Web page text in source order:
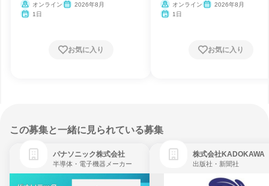
オンライン
2026年8月
1日
お気に入り
オンライン
2026年8月
1日
お気に入り
この募集と一緒に見られている募集
パナソニック株式会社
半導体・電子機器メーカー
株式会社KADOKAWA
出版社・新聞社